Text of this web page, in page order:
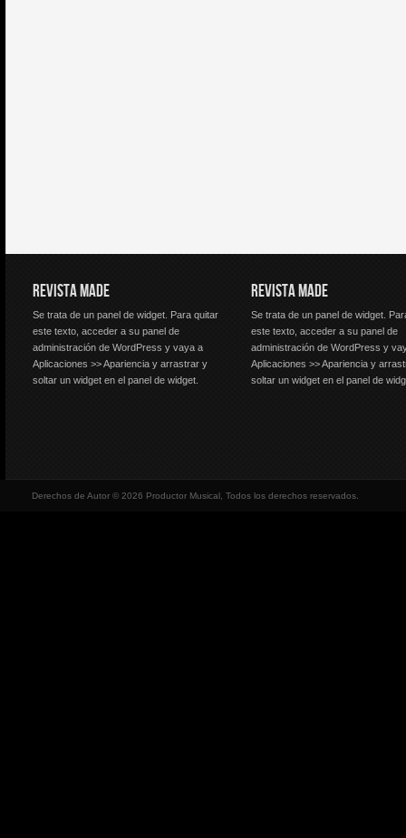
REVISTA MADE
Se trata de un panel de widget. Para quitar
este texto, acceder a su panel de
administración de WordPress y vaya a
Aplicaciones >> Apariencia y arrastrar y
soltar un widget en el panel de widget.
REVISTA MADE
Se trata de un panel de widget.
este texto, acceder a su panel de
administración de WordPress y
Aplicaciones >> Apariencia y
soltar un widget en el panel de
Derechos de Autor © 2026 Productor Musical, Todos los derechos reservados.